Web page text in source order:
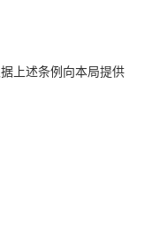
上述条例向本局提供